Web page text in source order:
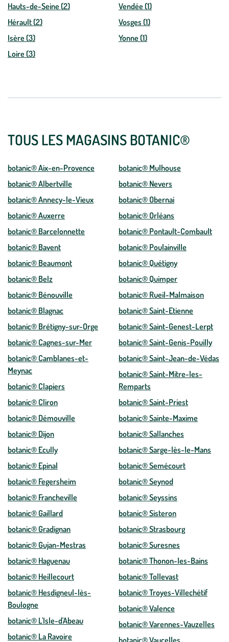
Hauts-de-Seine (2)
Hérault (2)
Isère (3)
Loire (3)
Vendée (1)
Vosges (1)
Yonne (1)
TOUS LES MAGASINS BOTANIC®
botanic® Aix-en-Provence
botanic® Albertville
botanic® Annecy-le-Vieux
botanic® Auxerre
botanic® Barcelonnette
botanic® Bavent
botanic® Beaumont
botanic® Belz
botanic® Bénouville
botanic® Blagnac
botanic® Brétigny-sur-Orge
botanic® Cagnes-sur-Mer
botanic® Camblanes-et-
Meynac
botanic® Clapiers
botanic® Cliron
botanic® Démouville
botanic® Dijon
botanic® Ecully
botanic® Epinal
botanic® Fegersheim
botanic® Francheville
botanic® Gaillard
botanic® Gradignan
botanic® Gujan-Mestras
botanic® Haguenau
botanic® Heillecourt
botanic® Hesdigneul-lès-
Boulogne
botanic® L'Isle-d'Abeau
botanic® La Ravoire
botanic® Mulhouse
botanic® Nevers
botanic® Obernai
botanic® Orléans
botanic® Pontault-Combault
botanic® Poulainville
botanic® Quétigny
botanic® Quimper
botanic® Rueil-Malmaison
botanic® Saint-Etienne
botanic® Saint-Genest-Lerpt
botanic® Saint-Genis-Pouilly
botanic® Saint-Jean-de-Védas
botanic® Saint-Mitre-les-
Remparts
botanic® Saint-Priest
botanic® Sainte-Maxime
botanic® Sallanches
botanic® Sarge-lès-le-Mans
botanic® Semécourt
botanic® Seynod
botanic® Seyssins
botanic® Sisteron
botanic® Strasbourg
botanic® Suresnes
botanic® Thonon-les-Bains
botanic® Tollevast
botanic® Troyes-Villechétif
botanic® Valence
botanic® Varennes-Vauzelles
botanic® Vaucelles